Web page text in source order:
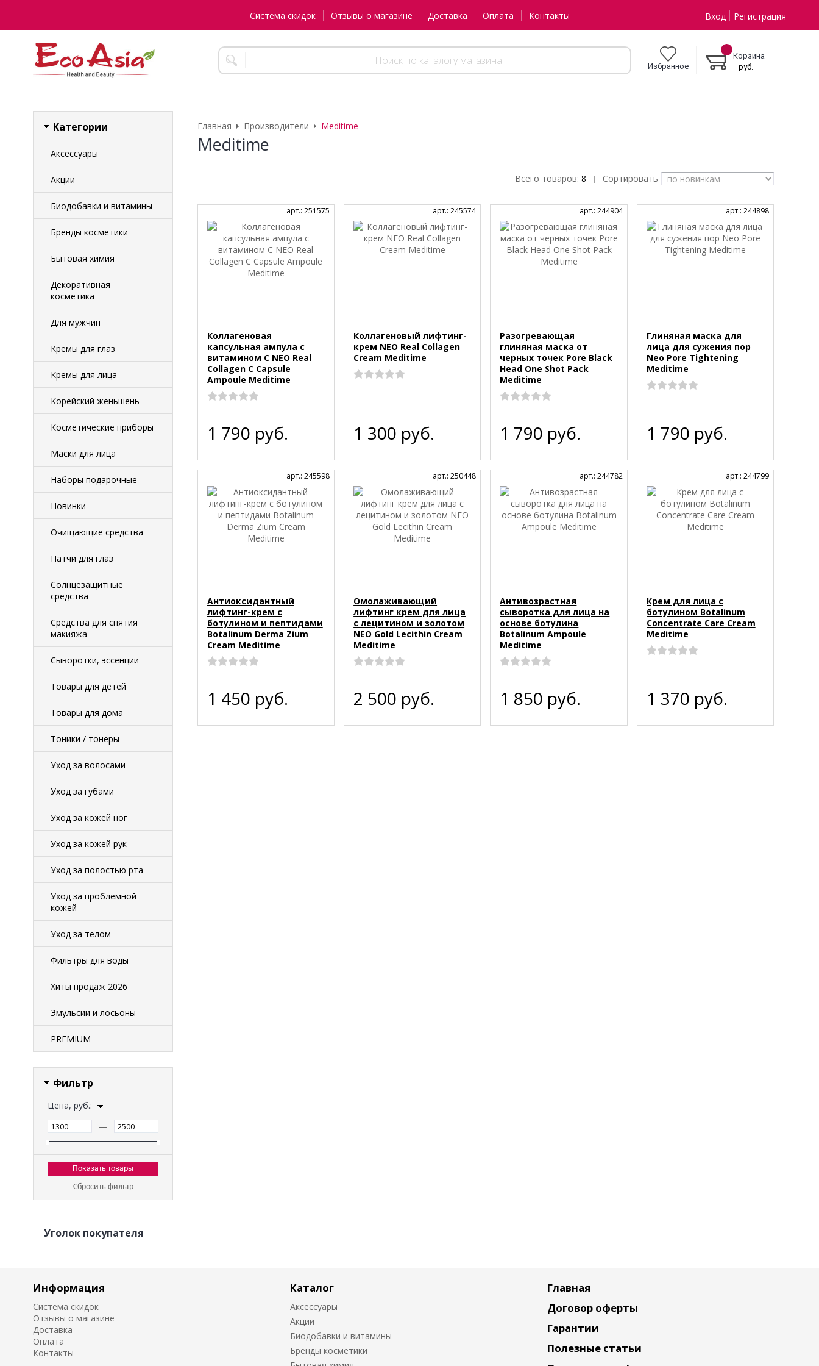
Система скидок Отзывы о магазине Доставка Оплата Контакты Вход Регистрация
Избранное
Корзина
руб.
Категории
Аксессуары
Акции
Биодобавки и витамины
Бренды косметики
Бытовая химия
Декоративная
косметика
Для мужчин
Кремы для глаз
Кремы для лица
Корейский женьшень
Косметические приборы
Маски для лица
Наборы подарочные
Новинки
Очищающие средства
Патчи для глаз
Солнцезащитные
средства
Средства для снятия
макияжа
Сыворотки, эссенции
Товары для детей
Товары для дома
Тоники / тонеры
Уход за волосами
Уход за губами
Уход за кожей ног
Уход за кожей рук
Уход за полостью рта
Уход за проблемной
кожей
Уход за телом
Фильтры для воды
Хиты продаж 2026
Эмульсии и лосьоны
PREMIUM
Фильтр
Цена, руб.:
—
Сбросить фильтр
Уголок покупателя
Главная Производители Meditime
Meditime
Всего товаров: 8 | Сортировать
арт.: 251575
Коллагеновая
капсульная ампула с
витамином С NEO Real
Collagen C Capsule
Ampoule Meditime
1 790 руб.
арт.: 245574
Коллагеновый лифтинг-
крем NEO Real Collagen
Cream Meditime
1 300 руб.
арт.: 244904
Разогревающая
глиняная маска от
черных точек Pore Black
Head One Shot Pack
Meditime
1 790 руб.
арт.: 244898
Глиняная маска для
лица для сужения пор
Neo Pore Tightening
Meditime
1 790 руб.
арт.: 245598
Антиоксидантный
лифтинг-крем с
ботулином и пептидами
Botalinum Derma Zium
Cream Meditime
1 450 руб.
арт.: 250448
Омолаживающий
лифтинг крем для лица
с лецитином и золотом
NEO Gold Lecithin Cream
Meditime
2 500 руб.
арт.: 244782
Антивозрастная
сыворотка для лица на
основе ботулина
Botalinum Ampoule
Meditime
1 850 руб.
арт.: 244799
Крем для лица с
ботулином Botalinum
Concentrate Care Cream
Meditime
1 370 руб.
Информация
Система скидок
Отзывы о магазине
Доставка
Оплата
Контакты
Каталог
Аксессуары
Акции
Биодобавки и витамины
Бренды косметики
Главная
Договор оферты
Гарантии
Полезные статьи